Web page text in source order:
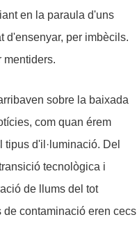
en la paraula d'uns
d'ensenyar, per imbècils.
mentiders.
sobre la baixada
com quan érem
d'il·luminació. Del
tecnològica i
de llums del tot
de contaminació eren cecs